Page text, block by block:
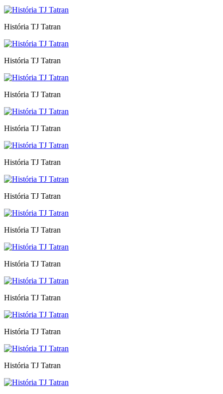
História TJ Tatran
História TJ Tatran
História TJ Tatran
História TJ Tatran
História TJ Tatran
História TJ Tatran
História TJ Tatran
História TJ Tatran
História TJ Tatran
História TJ Tatran
História TJ Tatran